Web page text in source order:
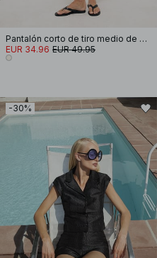
Pantalón corto de tiro medio de mezcla de lino
EUR 34.96 EUR 49.95
-30%